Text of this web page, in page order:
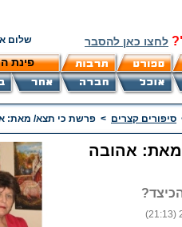
לחצו כאן להסבר שלום
פינת
סיפורים קצרים > פרשת כי תצא/ מאת:
אהובה